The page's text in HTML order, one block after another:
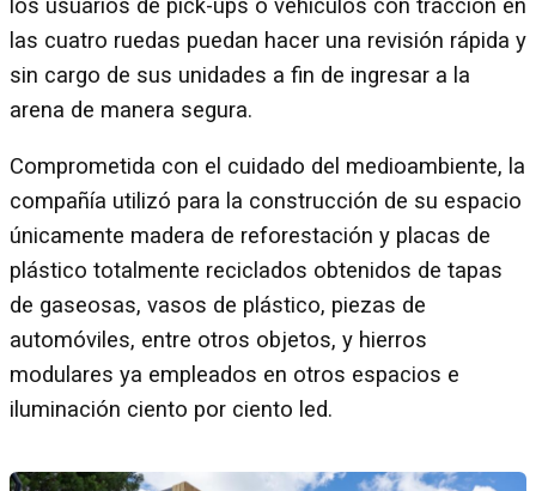
los usuarios de pick-ups o vehículos con tracción en
las cuatro ruedas puedan hacer una revisión rápida y
sin cargo de sus unidades a fin de ingresar a la
arena de manera segura.
Comprometida con el cuidado del medioambiente, la
compañía utilizó para la construcción de su espacio
únicamente madera de reforestación y placas de
plástico totalmente reciclados obtenidos de tapas
de gaseosas, vasos de plástico, piezas de
automóviles, entre otros objetos, y hierros
modulares ya empleados en otros espacios e
iluminación ciento por ciento led.